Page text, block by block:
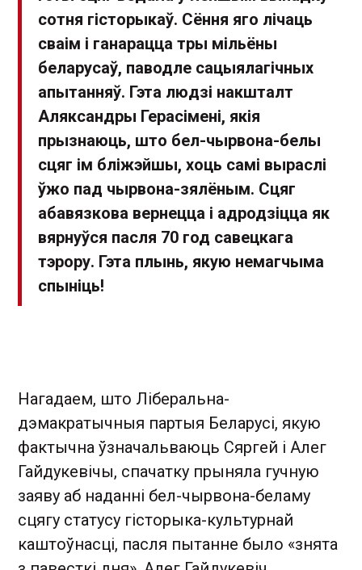
сотня гісторыкаў. Сёння яго лічаць
сваім і ганарацца тры мільёны
беларусаў, паводле сацыялагічных
апытанняў. Гэта людзі накшталт
Аляксандры Герасімені, якія
прызнаюць, што бел-чырвона-белы
сцяг ім бліжэйшы, хоць самі выраслі
ўжо пад чырвона-зялёным. Сцяг
абавязкова вернецца і адродзіцца як
вярнуўся пасля 70 год савецкага
тэрору. Гэта плынь, якую немагчыма
спыніць!
Нагадаем, што Ліберальна-
дэмакратычныя партыя Беларусі, якую
фактычна ўзначальваюць Сяргей і Алег
Гайдукевічы, спачатку прыняла гучную
заяву аб наданні бел-чырвона-беламу
сцягу статусу гісторыка-культурнай
каштоўнасці, пасля пытанне было «знята